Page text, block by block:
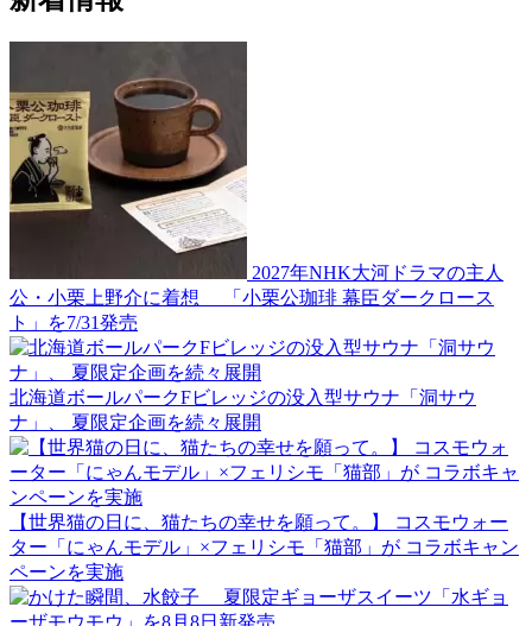
2027年NHK大河ドラマの主人
公・小栗上野介に着想 「小栗公珈琲 幕臣ダークロース
ト」を7/31発売
北海道ボールパークFビレッジの没入型サウナ「洞サウ
ナ」、 夏限定企画を続々展開
【世界猫の日に、猫たちの幸せを願って。】 コスモウォー
ター「にゃんモデル」×フェリシモ「猫部」が コラボキャン
ペーンを実施